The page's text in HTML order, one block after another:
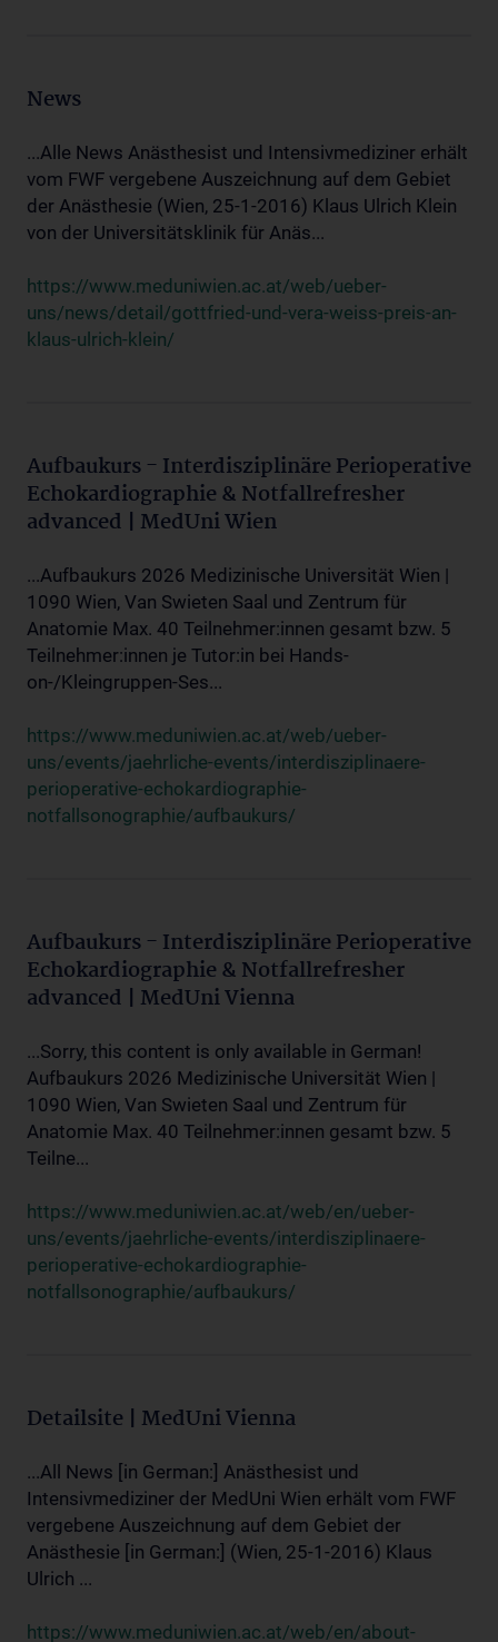
News
...Alle News Anästhesist und Intensivmediziner erhält
vom FWF vergebene Auszeichnung auf dem Gebiet
der Anästhesie (Wien, 25-1-2016) Klaus Ulrich Klein
von der Universitätsklinik für Anäs...
https://www.meduniwien.ac.at/web/ueber-
uns/news/detail/gottfried-und-vera-weiss-preis-an-
klaus-ulrich-klein/
Aufbaukurs - Interdisziplinäre Perioperative
Echokardiographie & Notfallrefresher
advanced | MedUni Wien
...Aufbaukurs 2026 Medizinische Universität Wien |
1090 Wien, Van Swieten Saal und Zentrum für
Anatomie Max. 40 Teilnehmer:innen gesamt bzw. 5
Teilnehmer:innen je Tutor:in bei Hands-
on-/Kleingruppen-Ses...
https://www.meduniwien.ac.at/web/ueber-
uns/events/jaehrliche-events/interdisziplinaere-
perioperative-echokardiographie-
notfallsonographie/aufbaukurs/
Aufbaukurs - Interdisziplinäre Perioperative
Echokardiographie & Notfallrefresher
advanced | MedUni Vienna
...Sorry, this content is only available in German!
Aufbaukurs 2026 Medizinische Universität Wien |
1090 Wien, Van Swieten Saal und Zentrum für
Anatomie Max. 40 Teilnehmer:innen gesamt bzw. 5
Teilne...
https://www.meduniwien.ac.at/web/en/ueber-
uns/events/jaehrliche-events/interdisziplinaere-
perioperative-echokardiographie-
notfallsonographie/aufbaukurs/
Detailsite | MedUni Vienna
...All News [in German:] Anästhesist und
Intensivmediziner der MedUni Wien erhält vom FWF
vergebene Auszeichnung auf dem Gebiet der
Anästhesie [in German:] (Wien, 25-1-2016) Klaus
Ulrich ...
https://www.meduniwien.ac.at/web/en/about-